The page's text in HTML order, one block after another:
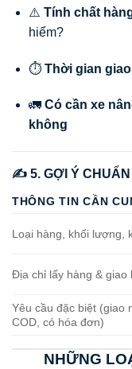
⚠️ Tính chất
hiểm?
⏱️ Thời gian
🚛 Có cần xe
không
✍️ 5. GỢI Ý
THÔNG TIN CẦN
Loại hàng, khối lượng,
Địa chỉ lấy hàng & giao
Yêu cầu đặc biệt (giao
COD, có hóa đơn)
NHỮNG